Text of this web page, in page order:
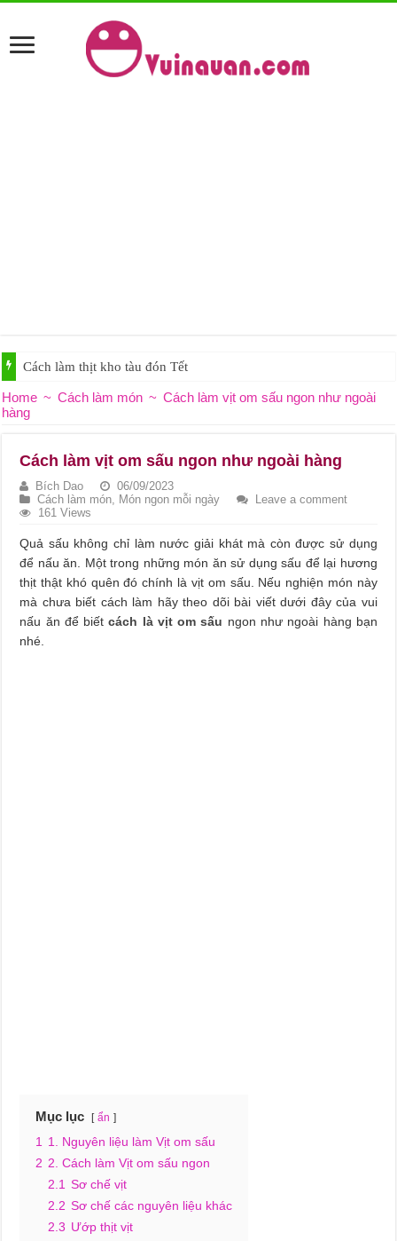
Cách làm thịt kho tàu đón Tết
Home ~ Cách làm món ~ Cách làm vịt om sấu ngon như ngoài
hàng
Cách làm vịt om sấu ngon như ngoài hàng
Bích Dao
06/09/2023
Cách làm món, Món ngon mỗi ngày
Leave a comment
161 Views
Quả sấu không chỉ làm nước giải khát mà còn được sử dụng
để nấu ăn. Một trong những món ăn sử dụng sấu để lại hương
thịt thật khó quên đó chính là vịt om sấu. Nếu nghiện món này
mà chưa biết cách làm hãy theo dõi bài viết dưới đây của vui
nấu ăn để biếtcách là vịt om sấu ngon như ngoài hàng bạn
nhé.
Mục lục ẩn
1 1. Nguyên liệu làm Vịt om sấu
2 2. Cách làm Vịt om sấu ngon
2.1 Sơ chế vịt
2.2 Sơ chế các nguyên liệu khác
2.3 Ướp thịt vịt